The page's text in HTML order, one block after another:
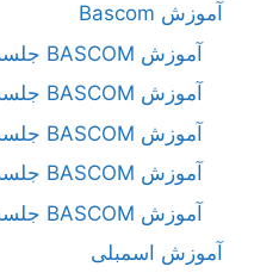
آموزش Bascom
آموزش BASCOM جلسه اول
آموزش BASCOM جلسه دوم
آموزش BASCOM جلسه سوم
آموزش BASCOM جلسه چهارم
آموزش BASCOM جلسه پنجم
آموزش اسمبلی